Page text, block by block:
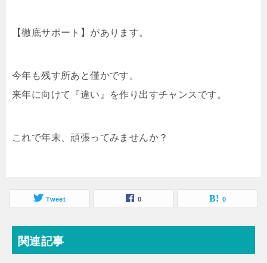
【徹底サポート】があります。
今年も残す所あと僅かです。
来年に向けて『違い』を作り出すチャンスです。
これで年末、頑張ってみませんか？
Tweet 0 0
関連記事